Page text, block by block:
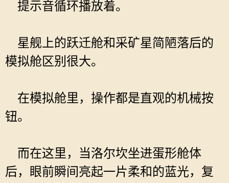
提示音循环播放着。
星舰上的跃迁舱和采矿星简陋落后的
模拟舱区别很大。
在模拟舱里，操作都是直观的机械按
钮。
而在这里，当洛尔坎坐进蛋形舱体
后，眼前瞬间亮起一片柔和的蓝光，复